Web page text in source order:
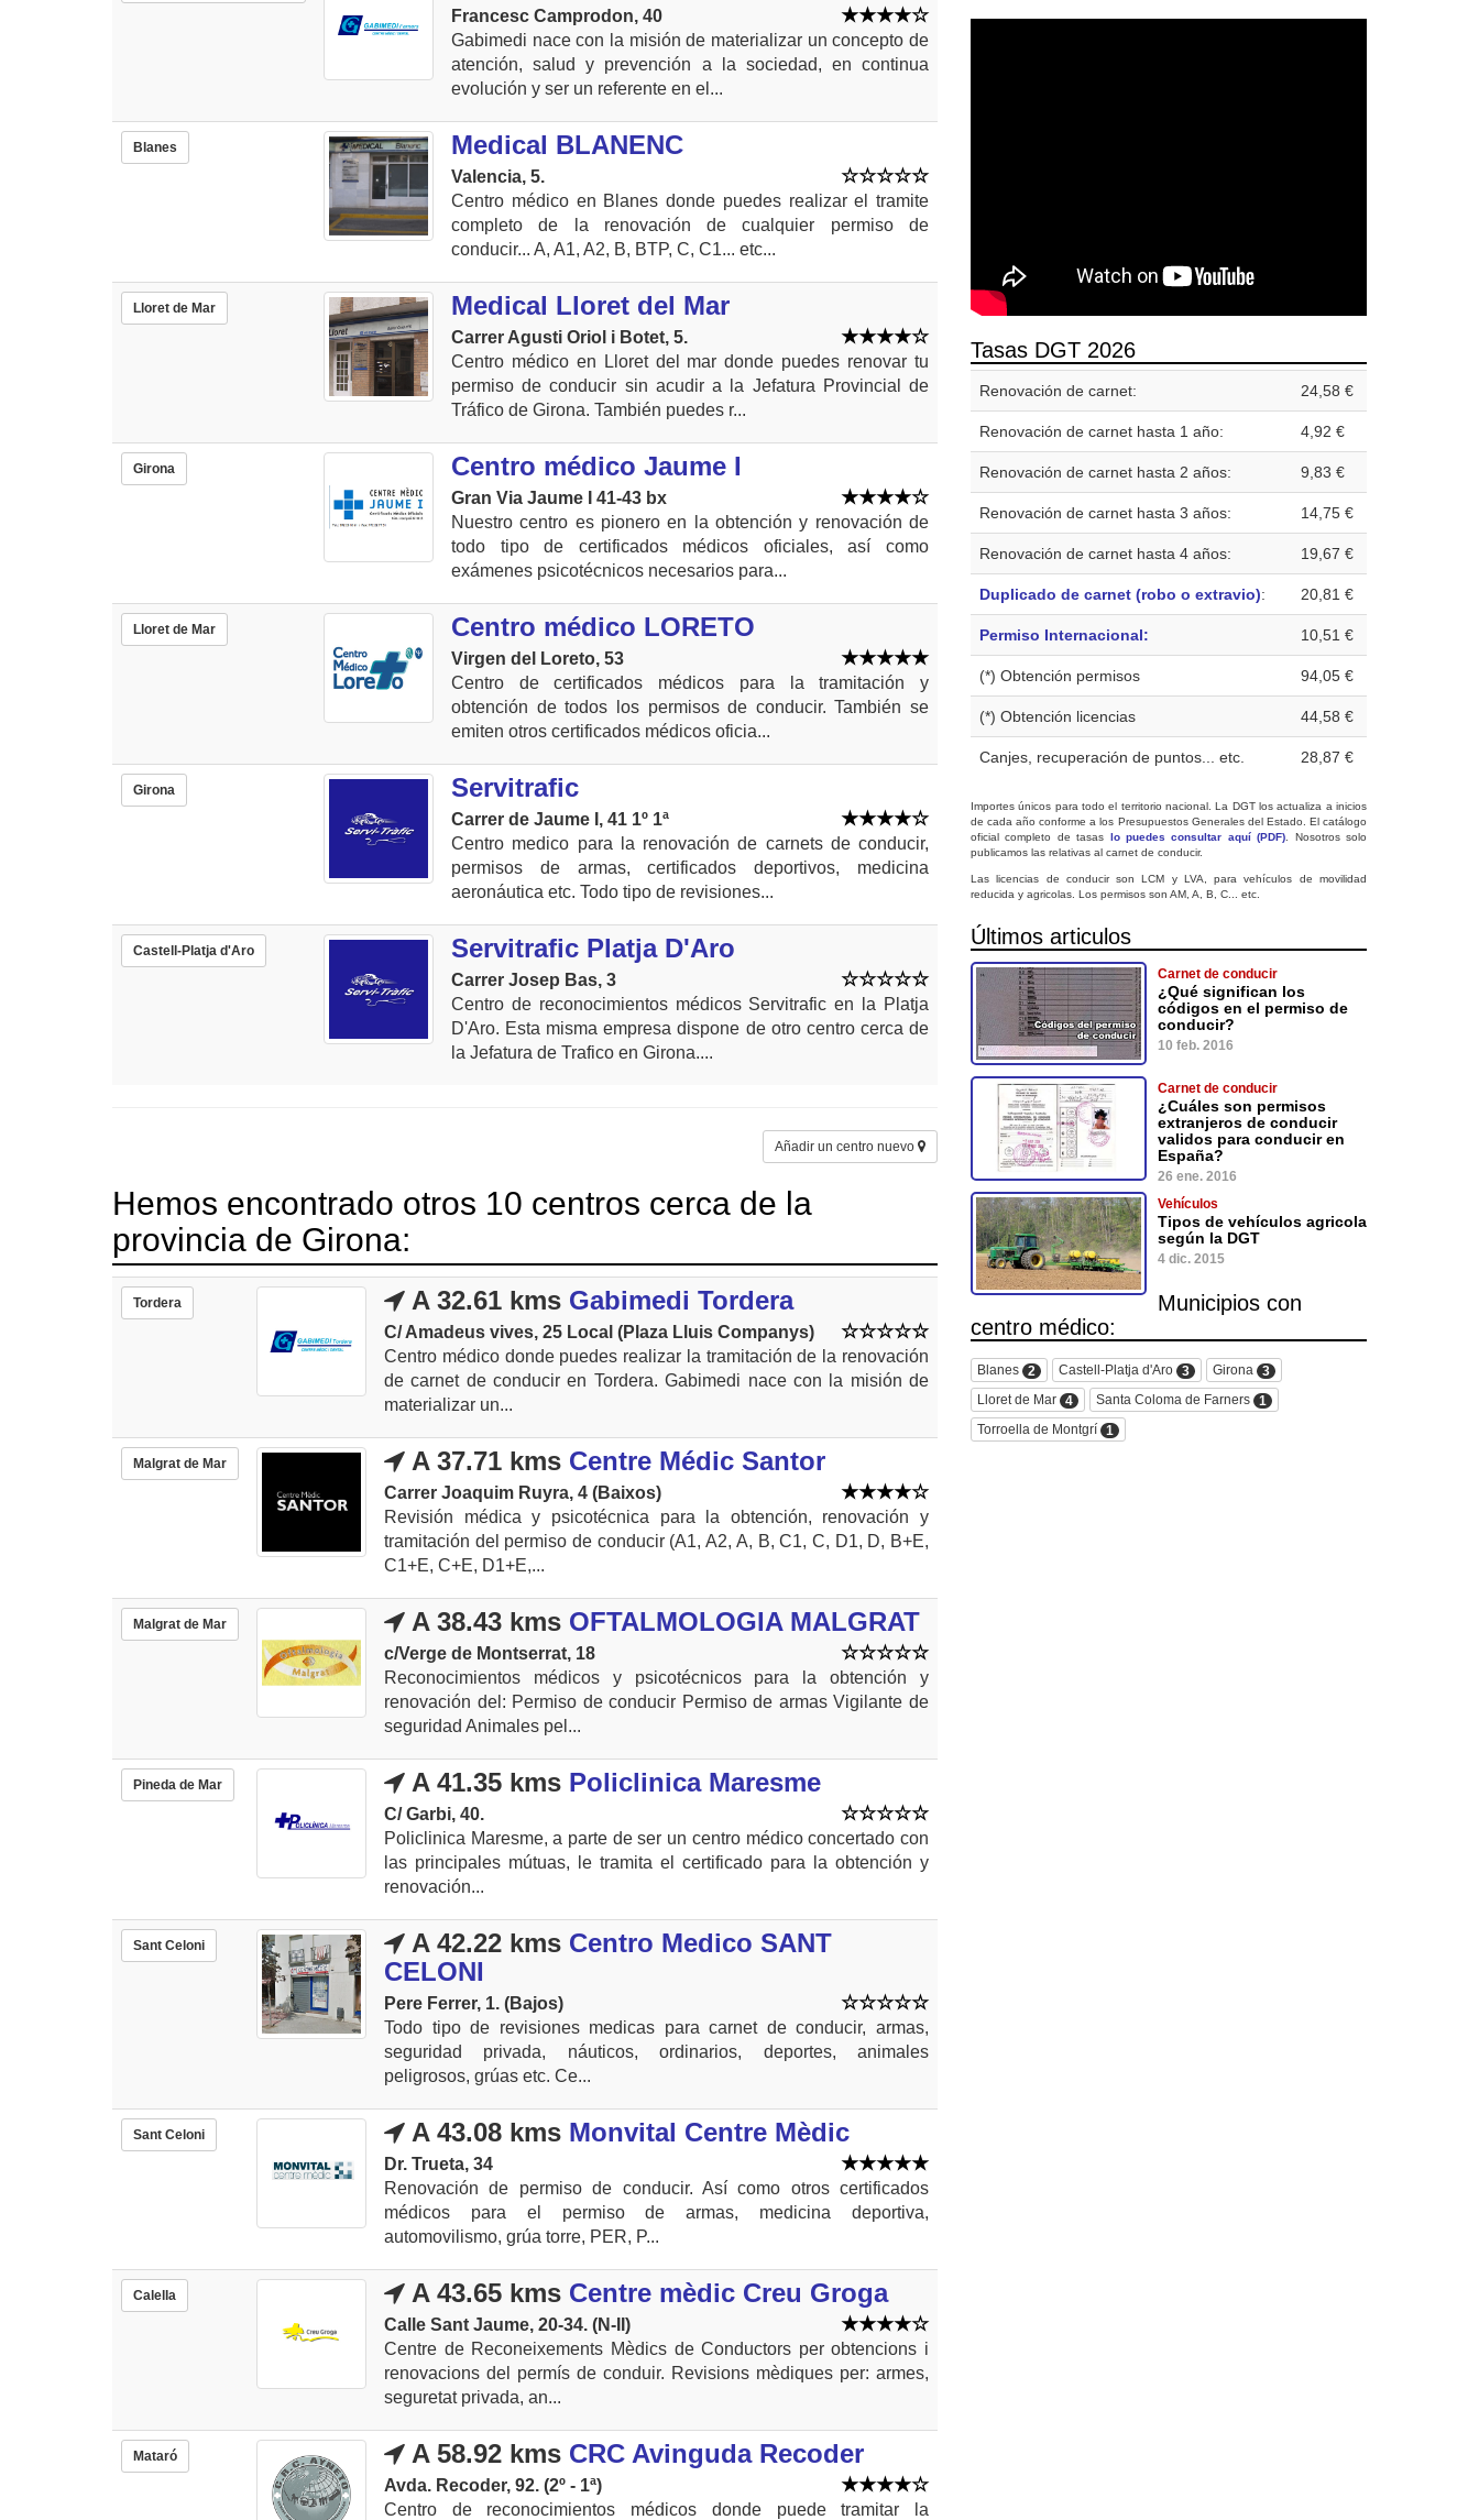
Francesc Camprodon, 40
Gabimedi nace con la misión de materializar un concepto de
atención, salud y prevención a la sociedad, en continua
evolución y ser un referente en el...
Blanes Medical BLANENC
Valencia, 5.
Centro médico en Blanes donde puedes realizar el tramite
completo de la renovación de cualquier permiso de
conducir... A, A1, A2, B, BTP, C, C1... etc...
Lloret de Mar Medical Lloret del Mar
Carrer Agusti Oriol i Botet, 5.
Centro médico en Lloret del mar donde puedes renovar tu
permiso de conducir sin acudir a la Jefatura Provincial de
Tráfico de Girona. También puedes r...
Girona Centro médico Jaume I
Gran Via Jaume I 41-43 bx
Nuestro centro es pionero en la obtención y renovación de
todo tipo de certificados médicos oficiales, así como
exámenes psicotécnicos necesarios para...
Lloret de Mar Centro médico LORETO
Virgen del Loreto, 53
Centro de certificados médicos para la tramitación y
obtención de todos los permisos de conducir. También se
emiten otros certificados médicos oficia...
Girona Servitrafic
Carrer de Jaume I, 41 1º 1ª
Centro medico para la renovación de carnets de conducir,
permisos de armas, certificados deportivos, medicina
aeronáutica etc. Todo tipo de revisiones...
Castell-Platja d'Aro Servitrafic Platja D'Aro
Carrer Josep Bas, 3
Centro de reconocimientos médicos Servitrafic en la Platja
D'Aro. Esta misma empresa dispone de otro centro cerca de
la Jefatura de Trafico en Girona....
Añadir un centro nuevo
Hemos encontrado otros 10 centros cerca de la
provincia de Girona:
Tordera A 32.61 kms Gabimedi Tordera
C/ Amadeus vives, 25 Local (Plaza Lluis Companys)
Centro médico donde puedes realizar la tramitación de la renovación
de carnet de conducir en Tordera. Gabimedi nace con la misión de
materializar un...
Malgrat de Mar A 37.71 kms Centre Médic Santor
Carrer Joaquim Ruyra, 4 (Baixos)
Revisión médica y psicotécnica para la obtención, renovación y
tramitación del permiso de conducir (A1, A2, A, B, C1, C, D1, D, B+E,
C1+E, C+E, D1+E,...
Malgrat de Mar A 38.43 kms OFTALMOLOGIA MALGRAT
c/Verge de Montserrat, 18
Reconocimientos médicos y psicotécnicos para la obtención y
renovación del: Permiso de conducir Permiso de armas Vigilante de
seguridad Animales pel...
Pineda de Mar A 41.35 kms Policlinica Maresme
C/ Garbi, 40.
Policlinica Maresme, a parte de ser un centro médico concertado con
las principales mútuas, le tramita el certificado para la obtención y
renovación...
Sant Celoni A 42.22 kms Centro Medico SANT
CELONI
Pere Ferrer, 1. (Bajos)
Todo tipo de revisiones medicas para carnet de conducir, armas,
seguridad privada, náuticos, ordinarios, deportes, animales
peligrosos, grúas etc. Ce...
Sant Celoni A 43.08 kms Monvital Centre Mèdic
Dr. Trueta, 34
Renovación de permiso de conducir. Así como otros certificados
médicos para el permiso de armas, medicina deportiva,
automovilismo, grúa torre, PER, P...
Calella A 43.65 kms Centre mèdic Creu Groga
Calle Sant Jaume, 20-34. (N-II)
Centre de Reconeixements Mèdics de Conductors per obtencions i
renovacions del permís de conduir. Revisions mèdiques per: armes,
seguretat privada, an...
Mataró A 58.92 kms CRC Avinguda Recoder
Avda. Recoder, 92. (2º - 1ª)
Centro de reconocimientos médicos donde puede tramitar la
Tasas DGT 2026
Renovación de carnet: 24,58 €
Renovación de carnet hasta 1 año: 4,92 €
Renovación de carnet hasta 2 años: 9,83 €
Renovación de carnet hasta 3 años: 14,75 €
Renovación de carnet hasta 4 años: 19,67 €
Duplicado de carnet (robo o extravio): 20,81 €
Permiso Internacional: 10,51 €
(*) Obtención permisos 94,05 €
(*) Obtención licencias 44,58 €
Canjes, recuperación de puntos... etc. 28,87 €
Importes únicos para todo el territorio nacional. La DGT los actualiza a inicios
de cada año conforme a los Presupuestos Generales del Estado. El catálogo
oficial completo de tasas lo puedes consultar aquí (PDF) . Nosotros solo
publicamos las relativas al carnet de conducir.
Las licencias de conducir son LCM y LVA, para vehículos de movilidad
reducida y agricolas. Los permisos son AM, A, B, C... etc.
Últimos articulos
Carnet de conducir
¿Qué significan los
códigos en el permiso de
conducir?
10 feb. 2016
Carnet de conducir
¿Cuáles son permisos
extranjeros de conducir
validos para conducir en
España?
26 ene. 2016
Vehículos
Tipos de vehículos agricola
según la DGT
4 dic. 2015
Municipios con
centro médico:
Blanes 2 Castell-Platja d'Aro 3 Girona
3
Lloret de Mar 4 Santa Coloma de Farners 1
Torroella de Montgrí 1